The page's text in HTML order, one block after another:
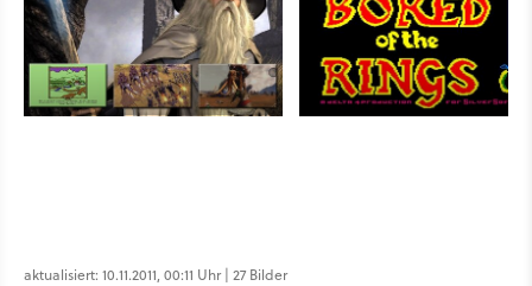
aktualisiert: 10.11.2011, 00:11 Uhr | 27 Bilder